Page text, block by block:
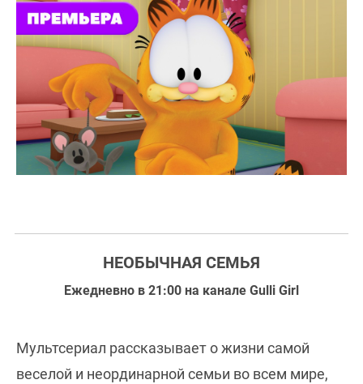
НЕОБЫЧНАЯ СЕМЬЯ
Ежедневно в 21:00 на канале Gulli Girl
Мультсериал рассказывает о жизни самой
веселой и неординарной семьи во всем мире,